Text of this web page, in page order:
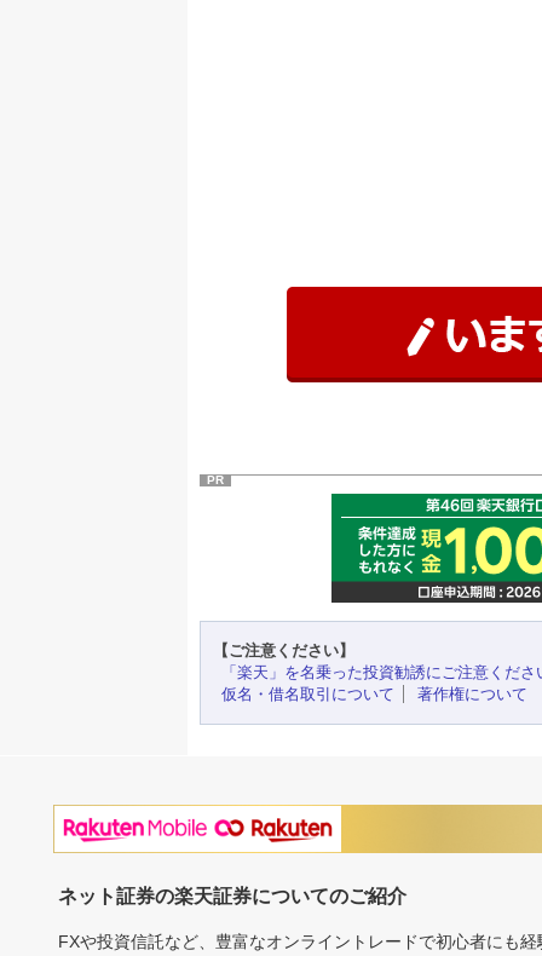
PR
【ご注意ください】
「楽天」を名乗った投資勧誘にご注意くださ
仮名・借名取引について
著作権について
ネット証券の楽天証券についてのご紹介
FXや投資信託など、豊富なオンライントレードで初心者にも